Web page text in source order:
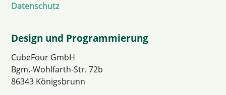
Datenschutz
Design und Programmierung
CubeFour GmbH
Bgm.-Wohlfarth-Str. 72b
86343 Königsbrunn